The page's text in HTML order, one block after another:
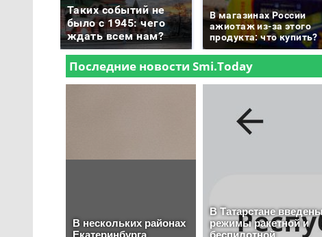
Таких событий не
было с 1945: чего
ждать всем нам?
В магазинах России
ажиотаж из-за этого
продукта: что купить?